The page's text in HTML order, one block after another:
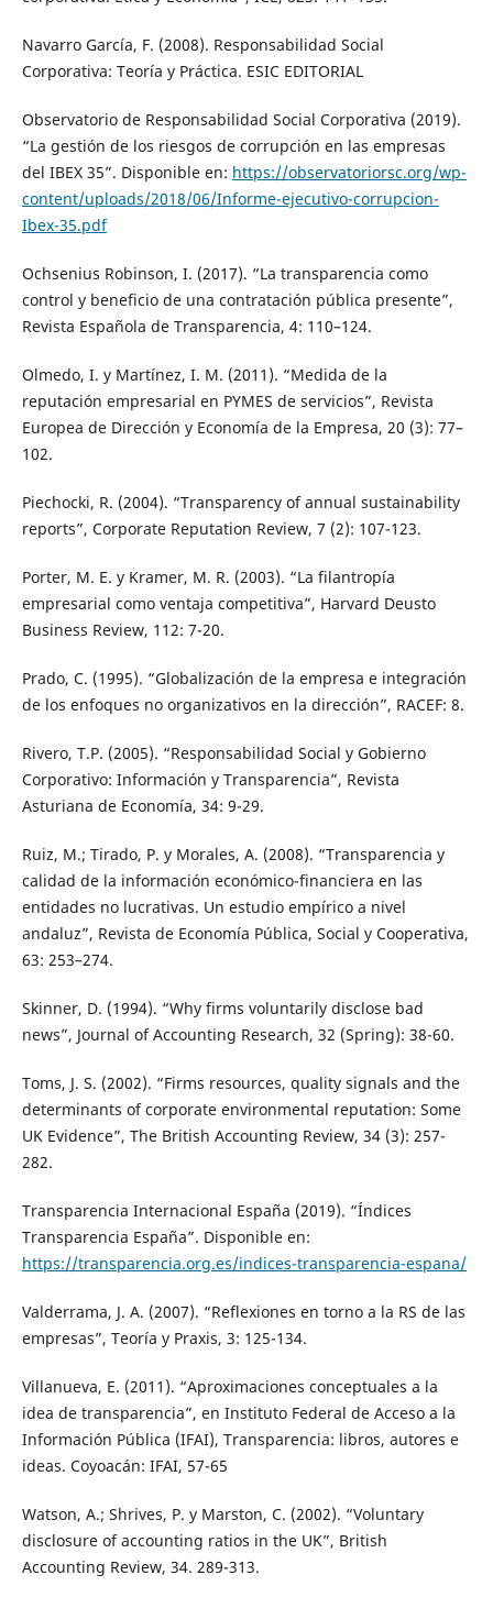
Navarro García, F. (2008). Responsabilidad Social
Corporativa: Teoría y Práctica. ESIC EDITORIAL
Observatorio de Responsabilidad Social Corporativa (2019).
“La gestión de los riesgos de corrupción en las empresas
del IBEX 35”. Disponible en: https://observatoriorsc.org/wp-
content/uploads/2018/06/Informe-ejecutivo-corrupcion-
Ibex-35.pdf
Ochsenius Robinson, I. (2017). “La transparencia como
control y beneficio de una contratación pública presente”,
Revista Española de Transparencia, 4: 110–124.
Olmedo, I. y Martínez, I. M. (2011). “Medida de la
reputación empresarial en PYMES de servicios”, Revista
Europea de Dirección y Economía de la Empresa, 20 (3): 77–
102.
Piechocki, R. (2004). “Transparency of annual sustainability
reports”, Corporate Reputation Review, 7 (2): 107-123.
Porter, M. E. y Kramer, M. R. (2003). “La filantropía
empresarial como ventaja competitiva”, Harvard Deusto
Business Review, 112: 7-20.
Prado, C. (1995). “Globalización de la empresa e integración
de los enfoques no organizativos en la dirección”, RACEF: 8.
Rivero, T.P. (2005). “Responsabilidad Social y Gobierno
Corporativo: Información y Transparencia”, Revista
Asturiana de Economía, 34: 9-29.
Ruiz, M.; Tirado, P. y Morales, A. (2008). “Transparencia y
calidad de la información económico-financiera en las
entidades no lucrativas. Un estudio empírico a nivel
andaluz”, Revista de Economía Pública, Social y Cooperativa,
63: 253–274.
Skinner, D. (1994). “Why firms voluntarily disclose bad
news”, Journal of Accounting Research, 32 (Spring): 38-60.
Toms, J. S. (2002). “Firms resources, quality signals and the
determinants of corporate environmental reputation: Some
UK Evidence”, The British Accounting Review, 34 (3): 257-
282.
Transparencia Internacional España (2019). “Índices
Transparencia España”. Disponible en:
https://transparencia.org.es/indices-transparencia-espana/
Valderrama, J. A. (2007). “Reflexiones en torno a la RS de las
empresas”, Teoría y Praxis, 3: 125-134.
Villanueva, E. (2011). “Aproximaciones conceptuales a la
idea de transparencia”, en Instituto Federal de Acceso a la
Información Pública (IFAI), Transparencia: libros, autores e
ideas. Coyoacán: IFAI, 57-65
Watson, A.; Shrives, P. y Marston, C. (2002). “Voluntary
disclosure of accounting ratios in the UK”, British
Accounting Review, 34. 289-313.